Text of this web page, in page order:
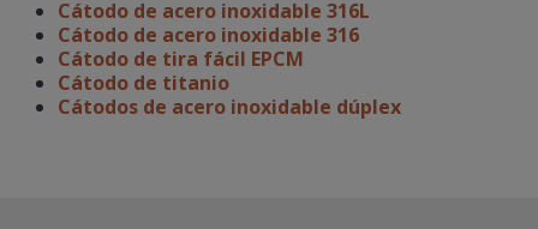
Cátodo de acero inoxidable 316L
Cátodo de acero inoxidable 316
Cátodo de tira fácil EPCM
Cátodo de titanio
Cátodos de acero inoxidable dúplex